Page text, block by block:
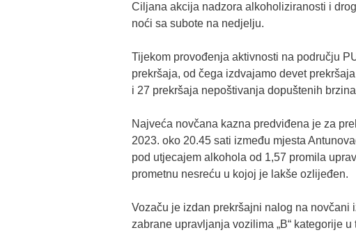
Ciljana akcija nadzora alkoholiziranosti i
noći sa subote na nedjelju.
Tijekom provođenja aktivnosti na području
prekršaja, od čega izdvajamo devet
i 27 prekršaja nepoštivanja dopuštenih
Najveća novčana kazna predviđena je za
2023. oko 20.45 sati između mjesta
pod utjecajem alkohola od 1,57 promila
prometnu nesreću u kojoj je lakše ozlijeđen.
Vozaču je izdan prekršajni nalog na novčani
zabrane upravljanja vozilima „B“ kategorije